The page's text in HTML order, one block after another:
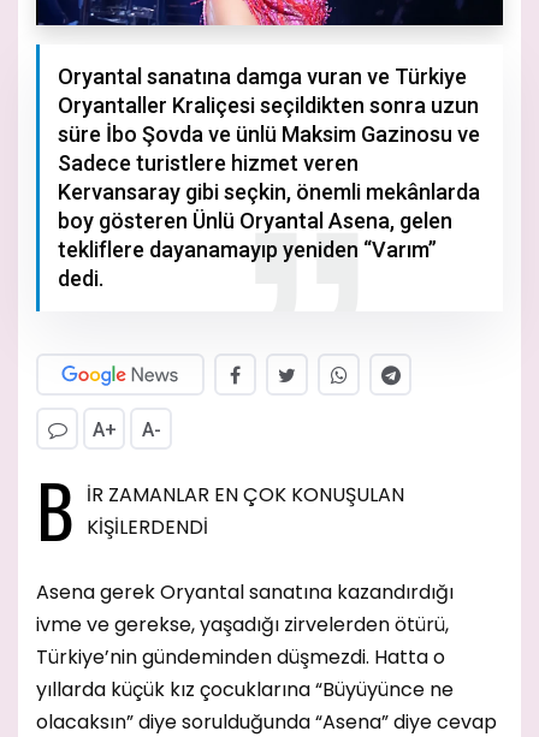
Oryantal sanatına damga vuran ve Türkiye
Oryantaller Kraliçesi seçildikten sonra uzun
süre İbo Şovda ve ünlü Maksim Gazinosu ve
Sadece turistlere hizmet veren
Kervansaray gibi seçkin, önemli mekânlarda
boy gösteren Ünlü Oryantal Asena, gelen
tekliflere dayanamayıp yeniden “Varım”
dedi.
A+ A-
B İR ZAMANLAR EN ÇOK KONUŞULAN
KİŞİLERDENDİ
Asena gerek Oryantal sanatına kazandırdığı
ivme ve gerekse, yaşadığı zirvelerden ötürü,
Türkiye’nin gündeminden düşmezdi. Hatta o
yıllarda küçük kız çocuklarına “Büyüyünce ne
olacaksın” diye sorulduğunda “Asena” diye cevap